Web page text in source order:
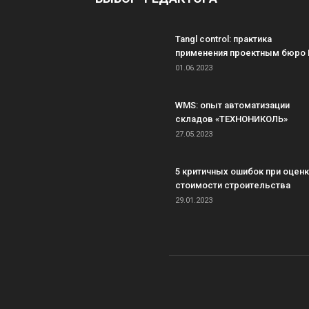
Tangl control: практика
применения проектным бюро
01.06.2023
WMS: опыт автоматизации
складов «ТЕХНОНИКОЛЬ»
27.05.2023
5 критичных ошибок при
стоимости строительства
29.01.2023